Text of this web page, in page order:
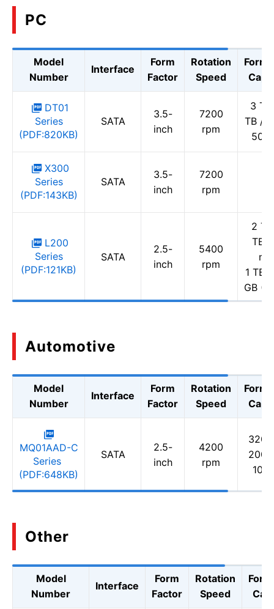
PC
Model
Number
Interface
Form
Factor
Rotation
Speed
DT01
Series
(PDF:820KB)
SATA
3.5-
inch
7200
rpm
3
TB / 1
500
X300
Series
(PDF:143KB)
SATA
3.5-
inch
7200
rpm
L200
Series
(PDF:121KB)
SATA
2.5-
inch
5400
rpm
2
TB
1 TB
GB (7
Automotive
Model
Number
Interface
Form
Factor
Rotation
Speed
MQ01AAD-C
Series
(PDF:648KB)
SATA
2.5-
inch
4200
rpm
320
200
100
Other
Model
Number
Interface
Form
Factor
Rotation
Speed